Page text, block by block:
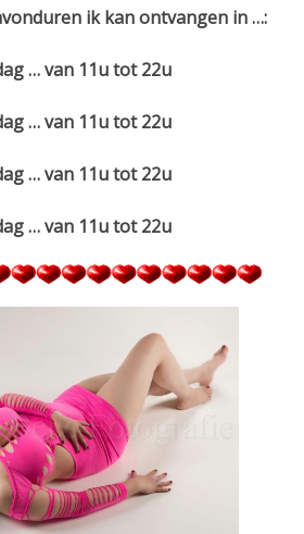
ik kan ontvangen in …:
… van 11u tot 22u
… van 11u tot 22u
… van 11u tot 22u
… van 11u tot 22u